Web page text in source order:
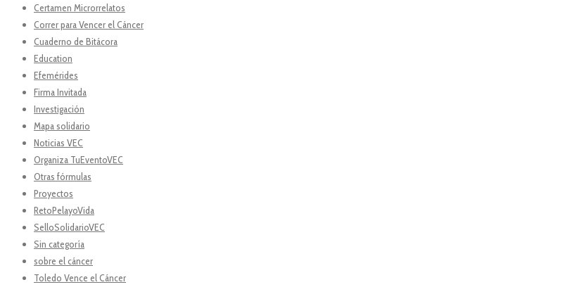
Certamen Microrrelatos
Correr para Vencer el Cáncer
Cuaderno de Bitácora
Education
Efemérides
Firma Invitada
Investigación
Mapa solidario
Noticias VEC
Organiza TuEventoVEC
Otras fórmulas
Proyectos
RetoPelayoVida
SelloSolidarioVEC
Sin categoría
sobre el cáncer
Toledo Vence el Cáncer